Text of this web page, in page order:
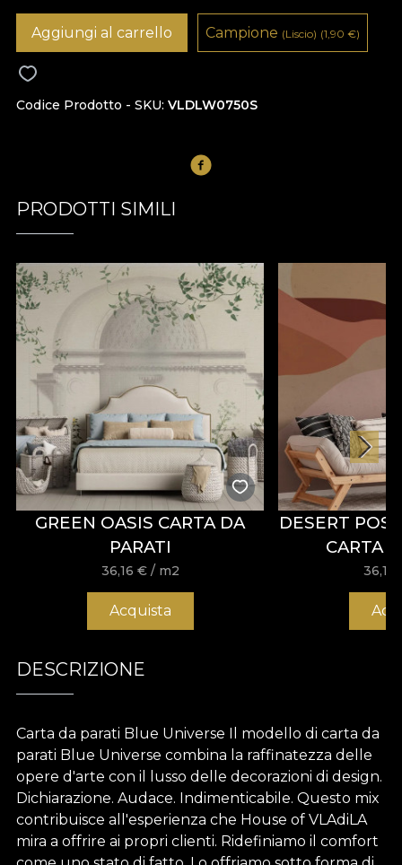
Codice Prodotto - SKU VLDLW0750S
Aggiungi al carrello Campione (Liscio) (1,90 €)
PRODOTTI SIMILI
GREEN OASIS CARTA DA
PARATI
36,16 € / m2
Acquista
DESERT
CARTA
36,16
DESCRIZIONE
Carta da parati Blue Universe Il modello di carta da
parati Blue Universe combina la raffinatezza delle
opere d'arte con il lusso delle decorazioni di design.
Dichiarazione. Audace. Indimenticabile. Questo mix
contribuisce all'esperienza che House of VLAdiLA
mira a offrire ai propri clienti. Ridefiniamo il comfort